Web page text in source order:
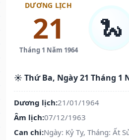
DƯƠNG LỊCH
21
Tháng 1 Năm 1964
🐍
☀️ Thứ Ba, Ngày 21 Tháng 1
Dương lịch:21/01/1964
Âm lịch:07/12/1963
Can chi:Ngày: Kỷ Tỵ, Tháng: Ất